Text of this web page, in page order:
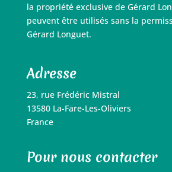
la propriété exclusive de Gérard
peuvent être utilisés sans la
Gérard Longuet.
Adresse
23, rue Frédéric Mistral
13580 La-Fare-Les-Oliviers
France
Pour nous contacter